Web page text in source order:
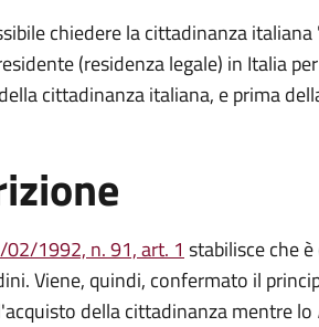
chiedere la cittadinanza
(residenza legale) in Italia
cittadinanza italiana, e prima
02/1992, n. 91, art. 1 stabilisce che
Viene, quindi, confermato il
della cittadinanza mentre lo